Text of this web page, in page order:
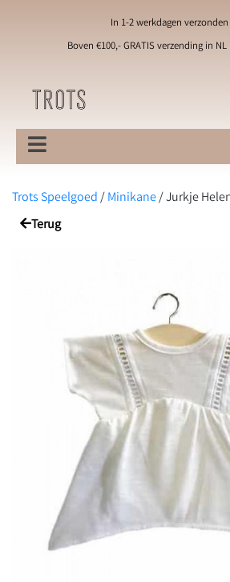
In 1-2 werkdagen verzonden
Boven €100,- GRATIS verzending in NL
Trots Speelgoed/Minikane/Jurkje
Terug